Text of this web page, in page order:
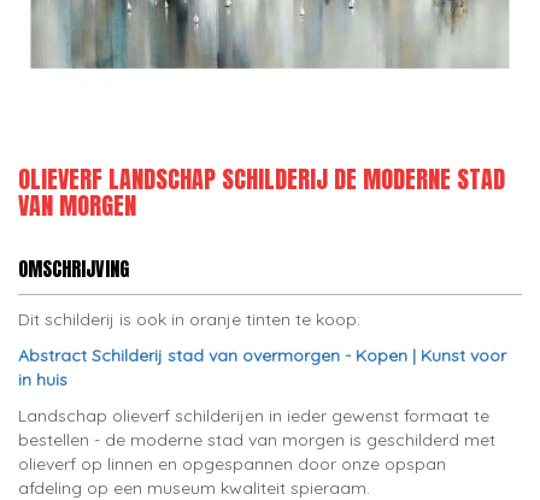
OLIEVERF LANDSCHAP SCHILDERIJ DE MODERNE STAD
VAN MORGEN
OMSCHRIJVING
Dit schilderij is ook in oranje tinten te koop:
Abstract Schilderij stad van overmorgen - Kopen | Kunst voor
in huis
Landschap olieverf schilderijen in ieder gewenst formaat te
bestellen - de moderne stad van morgen is geschilderd met
olieverf op linnen en opgespannen door onze opspan
afdeling op een museum kwaliteit spieraam.